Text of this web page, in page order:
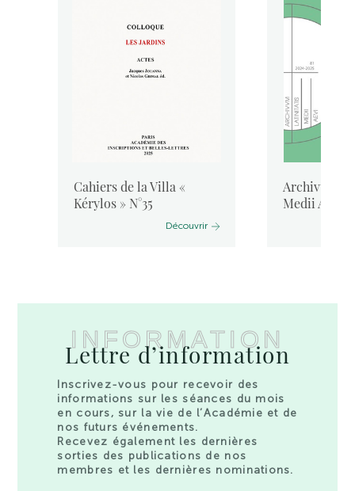
Cahiers de la Villa «
Kérylos » N°35
Découvrir
Archivum
Medii Aevi,
INFORMATION
Lettre d’information
Inscrivez-vous pour recevoir des
informations sur les séances du mois
en cours, sur la vie de l’Académie et de
nos futurs événements.
Recevez également les dernières
sorties des publications de nos
membres et les dernières nominations.